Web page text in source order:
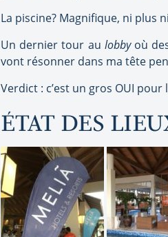
La piscine? Magnifique, ni plus
Un dernier tour au lobbyoù
vont résonner dans ma tête
Verdict : c’est un gros OUI
ÉTAT DES